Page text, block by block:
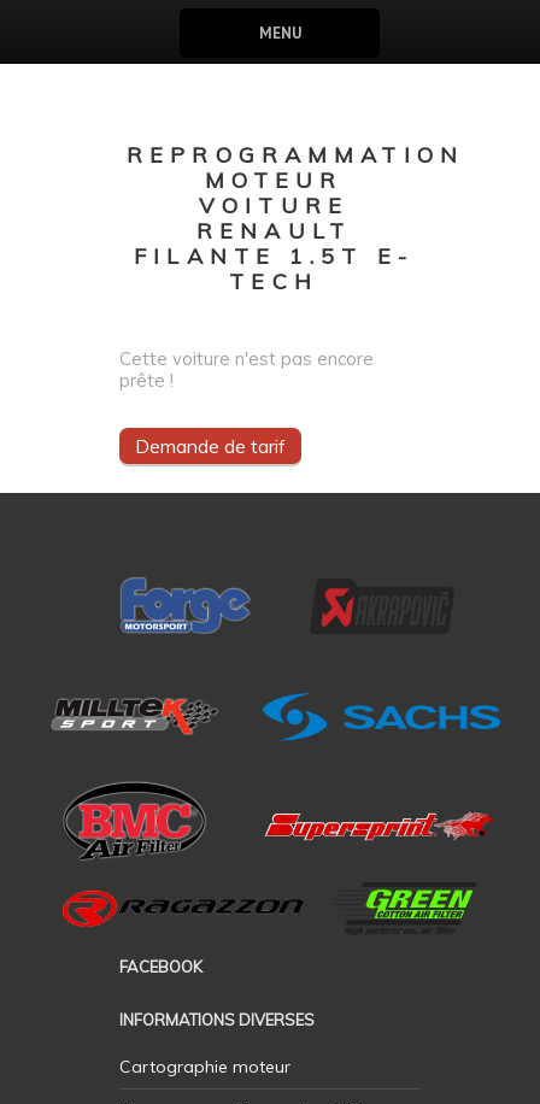
MENU
REPROGRAMMATION
MOTEUR
VOITURE
RENAULT
FILANTE 1.5T E-
TECH
Cette voiture n'est pas encore
prête !
Demande de tarif
FACEBOOK
INFORMATIONS DIVERSES
Cartographie moteur